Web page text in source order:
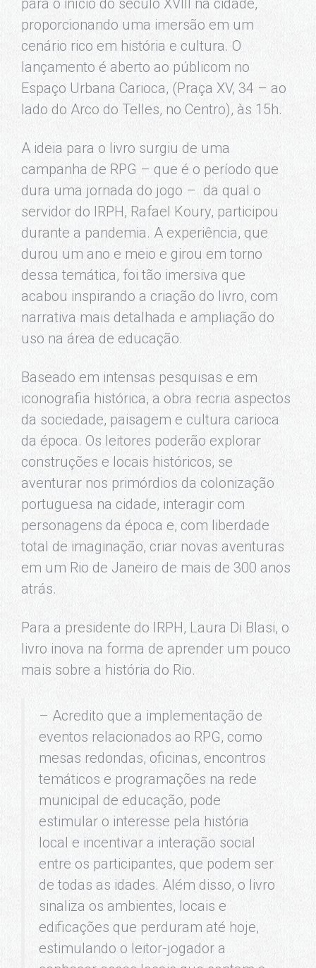
proporcionando uma imersão em um
cenário rico em história e cultura. O
lançamento é aberto ao públicom no
Espaço Urbana Carioca, (Praça XV, 34 – ao
lado do Arco do Telles, no Centro), às 15h.
A ideia para o livro surgiu de uma
campanha de RPG – que é o período que
dura uma jornada do jogo – da qual o
servidor do IRPH, Rafael Koury, participou
durante a pandemia. A experiência, que
durou um ano e meio e girou em torno
dessa temática, foi tão imersiva que
acabou inspirando a criação do livro, com
narrativa mais detalhada e ampliação do
uso na área de educação.
Baseado em intensas pesquisas e em
iconografia histórica, a obra recria aspectos
da sociedade, paisagem e cultura carioca
da época. Os leitores poderão explorar
construções e locais históricos, se
aventurar nos primórdios da colonização
portuguesa na cidade, interagir com
personagens da época e, com liberdade
total de imaginação, criar novas aventuras
em um Rio de Janeiro de mais de 300 anos
atrás.
Para a presidente do IRPH, Laura Di Blasi, o
livro inova na forma de aprender um pouco
mais sobre a história do Rio.
– Acredito que a implementação de
eventos relacionados ao RPG, como
mesas redondas, oficinas, encontros
temáticos e programações na rede
municipal de educação, pode
estimular o interesse pela história
local e incentivar a interação social
entre os participantes, que podem ser
de todas as idades. Além disso, o livro
sinaliza os ambientes, locais e
edificações que perduram até hoje,
estimulando o leitor-jogador a